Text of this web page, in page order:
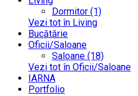
Dormitor (1)
Vezi tot în Living
Bucătărie
Oficii/Saloane
Saloane (18)
Vezi tot în Oficii/Saloane
IARNA
Portfolio